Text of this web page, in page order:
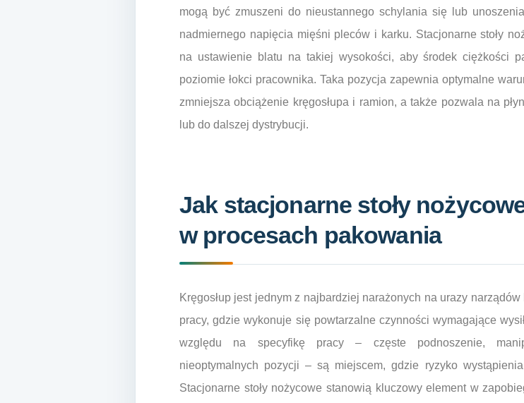
mogą być zmuszeni do nieustannego schylania się lub
nadmiernego napięcia mięśni pleców i karku. Stacjonarne stoły
na ustawienie blatu na takiej wysokości, aby środek ciężkości
poziomie łokci pracownika. Taka pozycja zapewnia optymalne
zmniejsza obciążenie kręgosłupa i ramion, a także pozwala na
lub do dalszej dystrybucji.
Jak stacjonarne stoły
w procesach pakowania
Kręgosłup jest jednym z najbardziej narażonych na urazy
pracy, gdzie wykonuje się powtarzalne czynności wymagające
względu na specyfikę pracy – częste podnoszenie,
nieoptymalnych pozycji – są miejscem, gdzie ryzyko
Stacjonarne stoły nożycowe stanowią kluczowy element w